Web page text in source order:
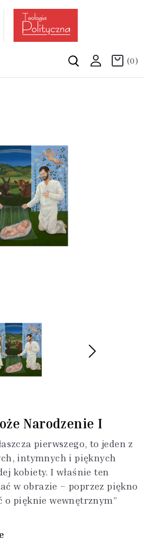
(0)
Narodzenie I
pierwszego, to jeden z
intymnych i pięknych
kobiety. I właśnie ten
w obrazie – poprzez piękno
o pięknie wewnętrznym”